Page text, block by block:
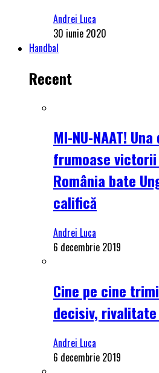
Andrei Luca
30 iunie 2020
Handbal
Recent
MI-NU-NAAT!
frumoase
România bate
califică
Andrei Luca
6 decembrie 2019
Cine pe cine
decisiv,
Andrei Luca
6 decembrie 2019